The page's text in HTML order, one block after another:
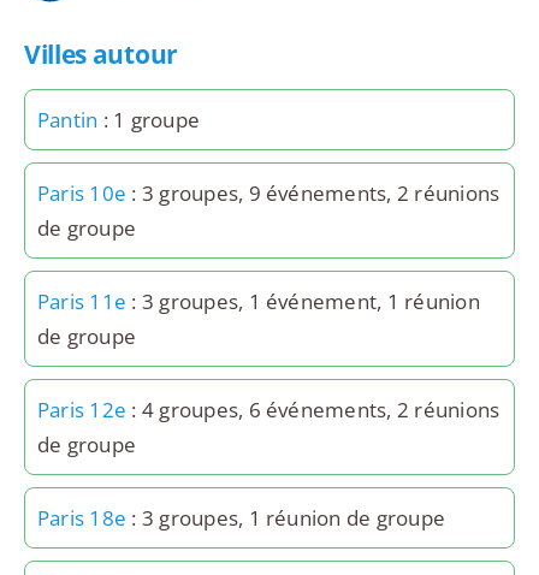
Villes autour
Pantin : 1 groupe
Paris 10e : 3 groupes, 9 événements, 2 réunions
de groupe
Paris 11e : 3 groupes, 1 événement, 1 réunion
de groupe
Paris 12e : 4 groupes, 6 événements, 2 réunions
de groupe
Paris 18e : 3 groupes, 1 réunion de groupe